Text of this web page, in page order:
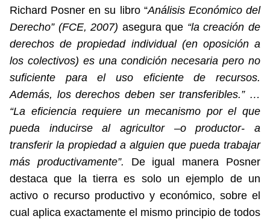
Richard Posner en su libro “Análisis Económico del
Derecho” (FCE, 2007) asegura que “la creación de
derechos de propiedad individual (en oposición a
los colectivos) es una condición necesaria pero no
suficiente para el uso eficiente de recursos.
Además, los derechos deben ser transferibles.” …
“La eficiencia requiere un mecanismo por el que
pueda inducirse al agricultor –o productor- a
transferir la propiedad a alguien que pueda trabajar
más productivamente”. De igual manera Posner
destaca que la tierra es solo un ejemplo de un
activo o recurso productivo y económico, sobre el
cual aplica exactamente el mismo principio de todos